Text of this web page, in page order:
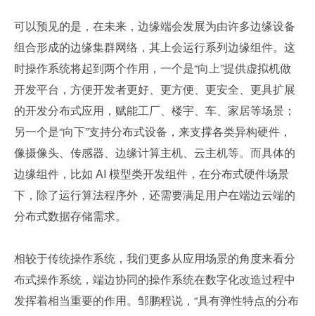
可以预见的是，在未来，边缘端会发展为由许多边缘设备
组合形成的边缘集群网络，其上会运行系列边缘组件。这
时操作系统将起到两个作用，一个是“向上”提供虚拟机做
开发平台，方便开发者更好、更方便、更安全、更具扩展
的开发分布式应用，赋能工厂、楼宇、车、家居等场景；
另一个是“向下”支持分布式设备，来支撑各类异构硬件，
像摄像头、传感器、边缘计算主机、云主机等。而具体的
边缘组件，比如 AI 模型类开发组件，在分布式硬件场景
下，除了运行算法程序外，还需要满足用户在端边云端的
分布式数据存储需求。
相较于传统操作系统，我们更多从应用场景的角度来看分
布式操作系统，端边协同的操作系统在数字化改造过程中
发挥着相当重要的作用。邹鹏程说，“具有弹性特点的分布